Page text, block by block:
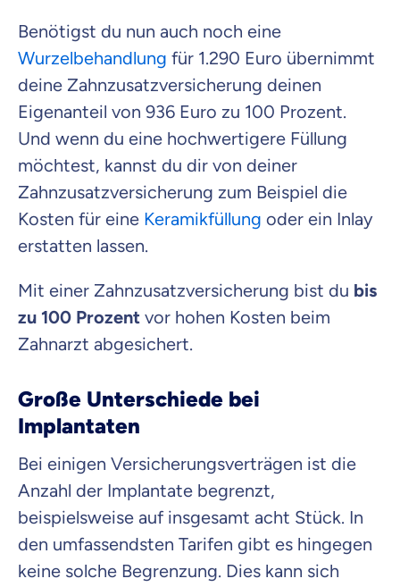
Benötigst du nun auch noch eine
Wurzelbehandlung für 1.290 Euro übernimmt
deine Zahnzusatzversicherung deinen
Eigenanteil von 936 Euro zu 100 Prozent.
Und wenn du eine hochwertigere Füllung
möchtest, kannst du dir von deiner
Zahnzusatzversicherung zum Beispiel die
Kosten für eine Keramikfüllung oder ein Inlay
erstatten lassen.
Mit einer Zahnzusatzversicherung bist du bis
zu 100 Prozent vor hohen Kosten beim
Zahnarzt abgesichert.
Große Unterschiede bei
Implantaten
Bei einigen Versicherungsverträgen ist die
Anzahl der Implantate begrenzt,
beispielsweise auf insgesamt acht Stück. In
den umfassendsten Tarifen gibt es hingegen
keine solche Begrenzung. Dies kann sich